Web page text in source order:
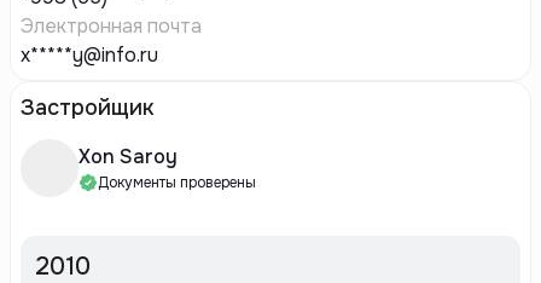
Электронная почта
x*****y@info.ru
Застройщик
Xon Saroy
Документы проверены
2010